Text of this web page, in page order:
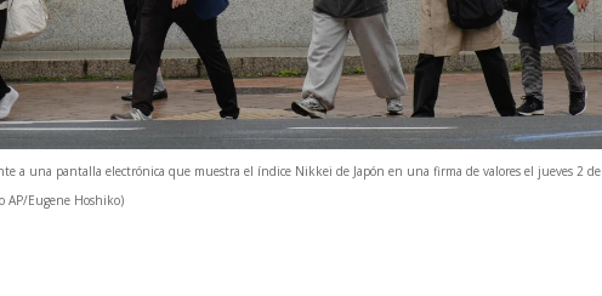
a una pantalla electrónica que muestra el índice Nikkei de Japón en una firma de valores el jueves 2 de
AP/Eugene Hoshiko)